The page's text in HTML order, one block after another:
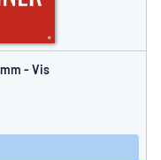
- Vis